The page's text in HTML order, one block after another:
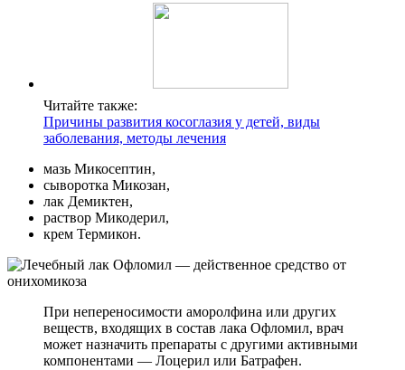
Читайте также:
Причины развития косоглазия у детей, виды
заболевания, методы лечения
мазь Микосептин,
сыворотка Микозан,
лак Демиктен,
раствор Микодерил,
крем Термикон.
При непереносимости аморолфина или других
веществ, входящих в состав лака Офломил, врач
может назначить препараты с другими активными
компонентами — Лоцерил или Батрафен.